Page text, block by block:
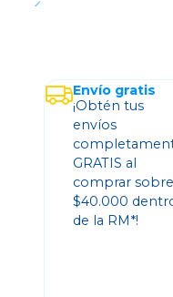
Envío gratis
¡Obtén tus
envíos
GRATIS al
comprar sobre
$40.000
de la RM*!